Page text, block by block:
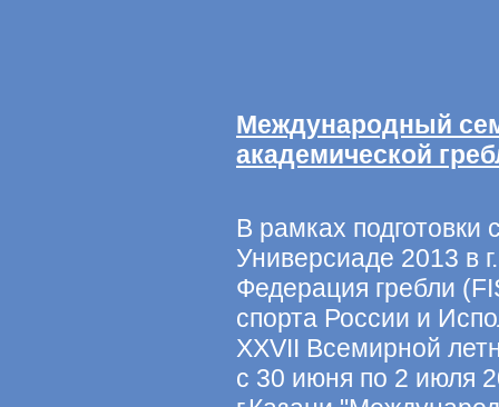
Международный
академической
В рамках подготовки
Универсиаде 2013 в
Федерация гребли
спорта России и
XXVII Всемирной
с 30 июня по 2 июля